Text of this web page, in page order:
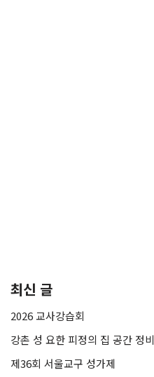
최신 글
2026 교사강습회
강촌 성 요한 피정의 집 공간 정비
제36회 서울교구 성가제